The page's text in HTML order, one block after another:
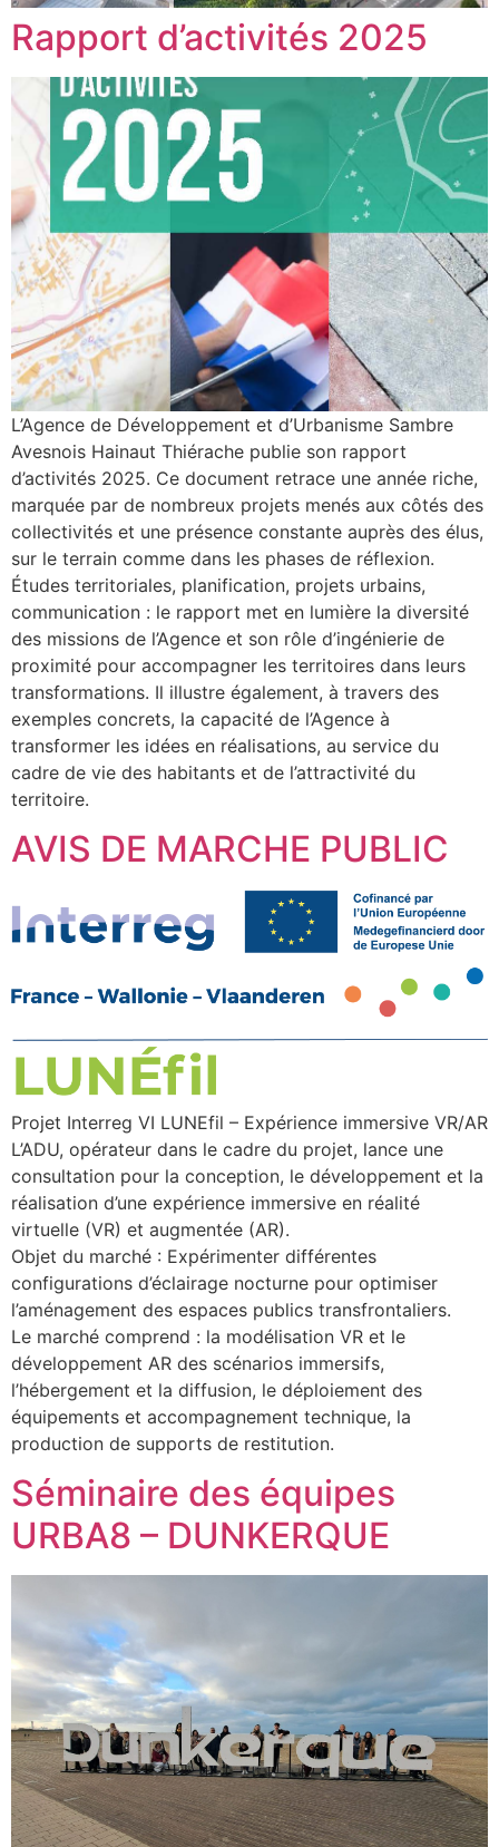
Rapport d’activités 2025
L’Agence de Développement et d’Urbanisme Sambre
Avesnois Hainaut Thiérache publie son rapport
d’activités 2025. Ce document retrace une année riche,
marquée par de nombreux projets menés aux côtés des
collectivités et une présence constante auprès des élus,
sur le terrain comme dans les phases de réflexion.
Études territoriales, planification, projets urbains,
communication : le rapport met en lumière la diversité
des missions de l’Agence et son rôle d’ingénierie de
proximité pour accompagner les territoires dans leurs
transformations. Il illustre également, à travers des
exemples concrets, la capacité de l’Agence à
transformer les idées en réalisations, au service du
cadre de vie des habitants et de l’attractivité du
territoire.
AVIS DE MARCHE PUBLIC
Projet Interreg VI LUNEfil – Expérience immersive VR/AR
L’ADU, opérateur dans le cadre du projet, lance une
consultation pour la conception, le développement et la
réalisation d’une expérience immersive en réalité
virtuelle (VR) et augmentée (AR).
Objet du marché : Expérimenter différentes
configurations d’éclairage nocturne pour optimiser
l’aménagement des espaces publics transfrontaliers.
Le marché comprend : la modélisation VR et le
développement AR des scénarios immersifs,
l’hébergement et la diffusion, le déploiement des
équipements et accompagnement technique, la
production de supports de restitution.
Séminaire des équipes
URBA8 – DUNKERQUE